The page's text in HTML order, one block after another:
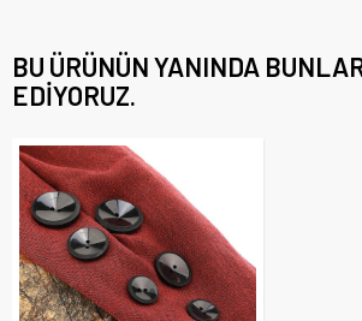
BU ÜRÜNÜN YANINDA
EDIYORUZ.